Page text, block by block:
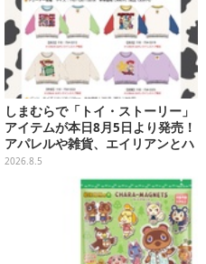
しまむらで「トイ・ストーリー」
アイテムが本日8月5日より発売！
アパレルや雑貨、エイリアンとハ
ムのダイカットクッションなど盛
2026.8.5